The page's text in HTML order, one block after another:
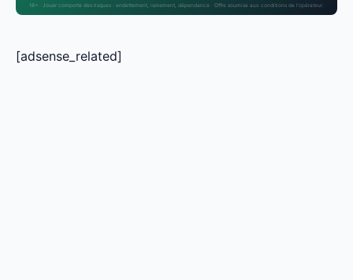
18+ · Jouer comporte des risques : endettement, isolement, dépendance · Offre soumise aux conditions de l’opérateur.
[adsense_related]